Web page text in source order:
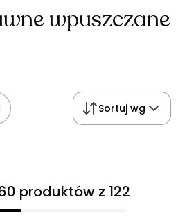
wpuszczane
Sortuj wg
produktów z 122